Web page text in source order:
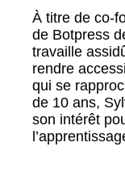
À titre de co-
de Botpress
travaille
rendre
qui se
de 10 ans,
son intérêt